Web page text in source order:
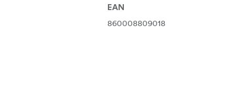
EAN
860008809018